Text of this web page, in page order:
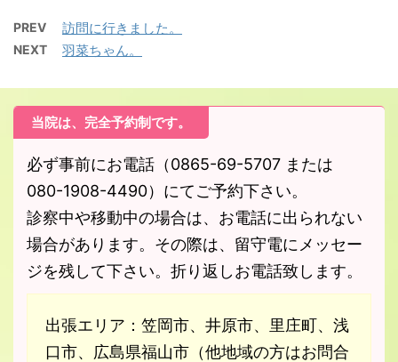
PREV 訪問に行きました。
NEXT 羽菜ちゃん。
当院は、完全予約制です。
必ず事前にお電話（0865-69-5707 または
080-1908-4490）にてご予約下さい。
診察中や移動中の場合は、お電話に出られない
場合があります。その際は、留守電にメッセー
ジを残して下さい。折り返しお電話致します。
出張エリア：笠岡市、井原市、里庄町、浅
口市、広島県福山市（他地域の方はお問合